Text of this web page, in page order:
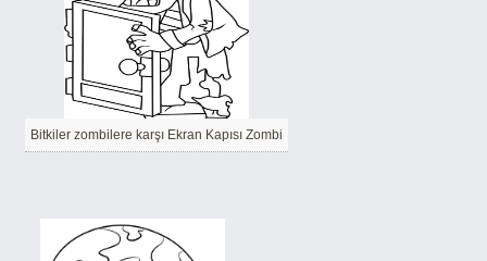
Bitkiler zombilere karşı Ekran Kapısı Zombi